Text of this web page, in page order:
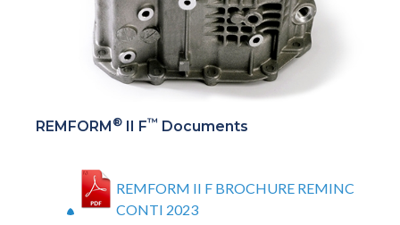
REMFORM ® II F™ Documents
REMFORM II F BROCHURE REMINC
CONTI 2023